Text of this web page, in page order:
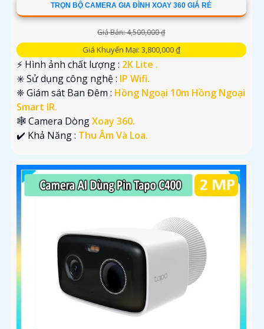
TRỌN BỘ CAMERA GIA ĐÌNH XOAY 360 GIÁ RẺ
Giá Bán: 4,500,000 ₫
Giá Khuyến Mại: 3,800,000 ₫
️⚡ Hình ảnh chất lượng : 2K Lite .
✳️ Sử dụng công nghệ : IP Wifi.
❈ Giám sát Ban Đêm : Hồng Ngoại 10m Hồng Ngoại
Smart IR.
🕸️ Camera DòngXoay 360.
️✔️ Khả Năng : Thu Âm Và Loa.